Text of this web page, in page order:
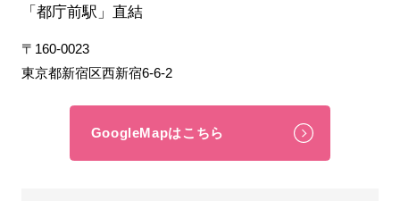
「都庁前駅」直結
〒160-0023
東京都新宿区西新宿6-6-2
GoogleMapはこちら